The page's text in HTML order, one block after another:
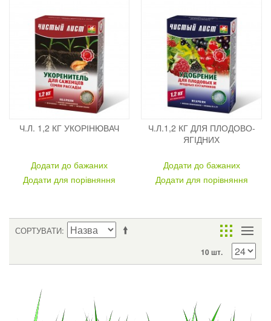
Ч.Л. 1,2 КГ УКОРІНЮВАЧ
Додати до бажаних
Додати для порівняння
Ч.Л.1,2 КГ ДЛЯ ПЛОДОВО-
ЯГІДНИХ
Додати до бажаних
Додати для порівняння
СОРТУВАТИ
10 шт.